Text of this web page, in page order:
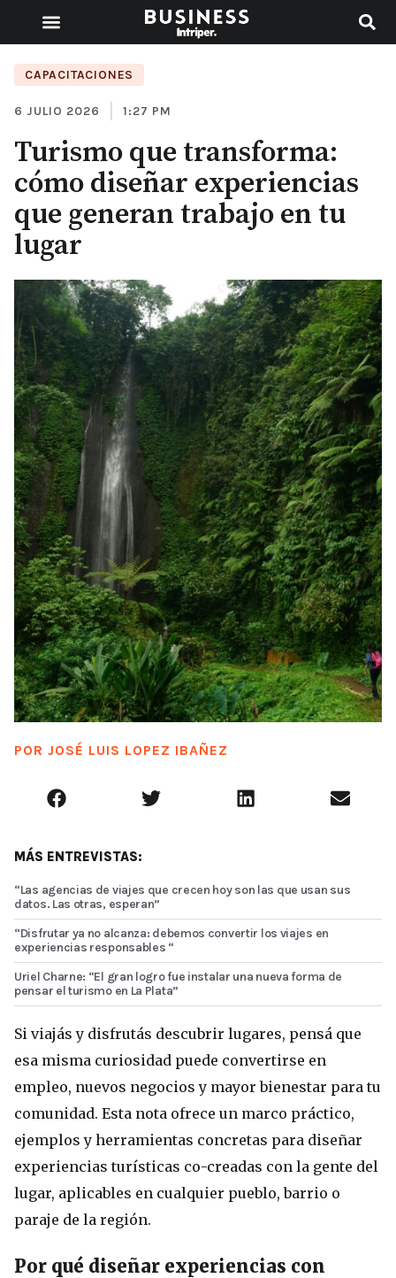
CAPACITACIONES
6 JULIO 2026 1:27 PM
Turismo que transforma:
cómo diseñar experiencias
que generan trabajo en tu
lugar
POR JOSÉ LUIS LOPEZ IBAÑEZ
MÁS ENTREVISTAS:
“Las agencias de viajes que crecen hoy son las que usan sus
datos. Las otras, esperan”
“Disfrutar ya no alcanza: debemos convertir los viajes en
experiencias responsables “
Uriel Charne: “El gran logro fue instalar una nueva forma de
pensar el turismo en La Plata”
Si viajás y disfrutás descubrir lugares, pensá que
esa misma curiosidad puede convertirse en
empleo, nuevos negocios y mayor bienestar para tu
comunidad. Esta nota ofrece un marco práctico,
ejemplos y herramientas concretas para diseñar
experiencias turísticas co-creadas con la gente del
lugar, aplicables en cualquier pueblo, barrio o
paraje de la región.
Por qué diseñar experiencias con